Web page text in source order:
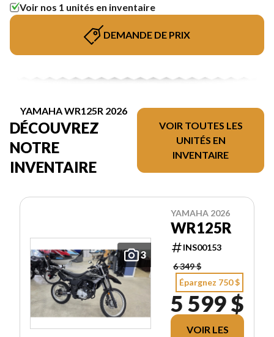
Voir nos 1 unités en inventaire
DEMANDE DE PRIX
YAMAHA WR125R 2026
DÉCOUVREZ
NOTRE
INVENTAIRE
VOIR TOUTES LES
UNITÉS EN
INVENTAIRE
3
YAMAHA 2026
WR125R
INS00153
6 349 $
Épargnez 750 $
5 599 $
VOIR LES